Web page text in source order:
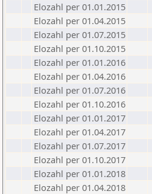
Elozahl per 01.01.2015
Elozahl per 01.04.2015
Elozahl per 01.07.2015
Elozahl per 01.10.2015
Elozahl per 01.01.2016
Elozahl per 01.04.2016
Elozahl per 01.07.2016
Elozahl per 01.10.2016
Elozahl per 01.01.2017
Elozahl per 01.04.2017
Elozahl per 01.07.2017
Elozahl per 01.10.2017
Elozahl per 01.01.2018
Elozahl per 01.04.2018